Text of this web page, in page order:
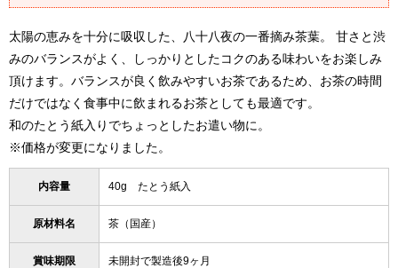
太陽の恵みを十分に吸収した、八十八夜の一番摘み茶葉。 甘さと渋
みのバランスがよく、しっかりとしたコクのある味わいをお楽しみ
頂けます。バランスが良く飲みやすいお茶であるため、お茶の時間
だけではなく食事中に飲まれるお茶としても最適です。
和のたとう紙入りでちょっとしたお遣い物に。
※価格が変更になりました。
内容量 40g たとう紙入
原材料名 茶（国産）
賞味期限 未開封で製造後9ヶ月